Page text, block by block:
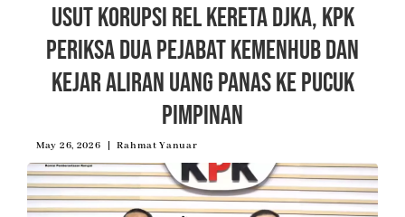
Usut Korupsi Rel Kereta DJKA, KPK
Periksa Dua Pejabat Kemenhub dan
Kejar Aliran Uang Panas ke Pucuk
Pimpinan
May 26, 2026 Rahmat Yanuar